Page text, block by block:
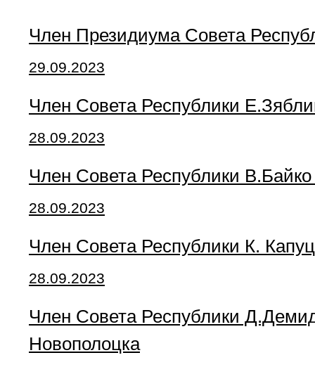
Член Президиума Совета
29.09.2023
Член Совета Республики
28.09.2023
Член Совета Республики
28.09.2023
Член Совета Республики К.
28.09.2023
Член Совета Республики
Новополоцка